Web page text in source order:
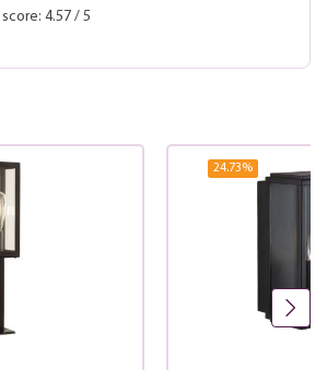
4.57 / 5
24.73%